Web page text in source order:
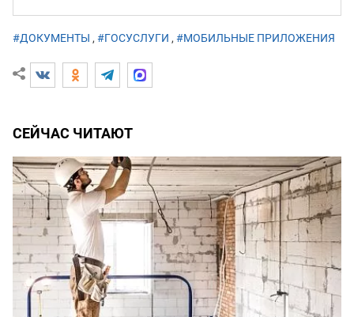
#ДОКУМЕНТЫ , #ГОСУСЛУГИ , #МОБИЛЬНЫЕ ПРИЛОЖЕНИЯ
СЕЙЧАС ЧИТАЮТ